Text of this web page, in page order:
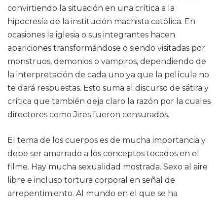
convirtiendo la situación en una crítica a la
hipocresía de la institución machista católica. En
ocasiones la iglesia o sus integrantes hacen
apariciones transformándose o siendo visitadas por
monstruos, demonios o vampiros, dependiendo de
la interpretación de cada uno ya que la película no
te dará respuestas. Esto suma al discurso de sátira y
crítica que también deja claro la razón por la cuales
directores como Jires fueron censurados.
El tema de los cuerpos es de mucha importancia y
debe ser amarrado a los conceptos tocados en el
filme. Hay mucha sexualidad mostrada. Sexo al aire
libre e incluso tortura corporal en señal de
arrepentimiento. Al mundo en el que se ha